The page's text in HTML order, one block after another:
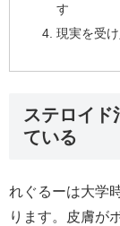
す
現実を受
ステロイド
ている
れぐるーは大学
ります。皮膚が